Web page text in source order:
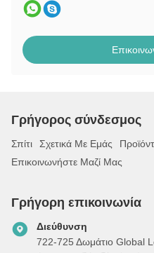
Γρήγορος σύνδεσμος
Σπίτι Σχετικά Με Εμάς
Επικοινωνήστε Μαζί Μας
Γρήγορη επικοινωνία
Διεύθυνση
722-725 Δωμάτιο Global